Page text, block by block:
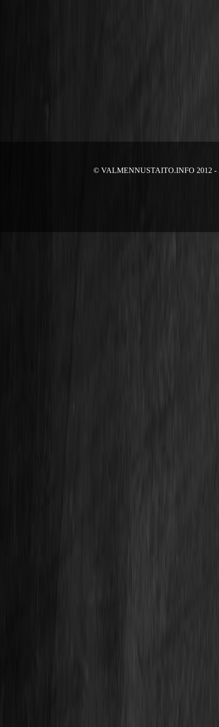
© VALMENNUSTAITO.INFO 2012 -